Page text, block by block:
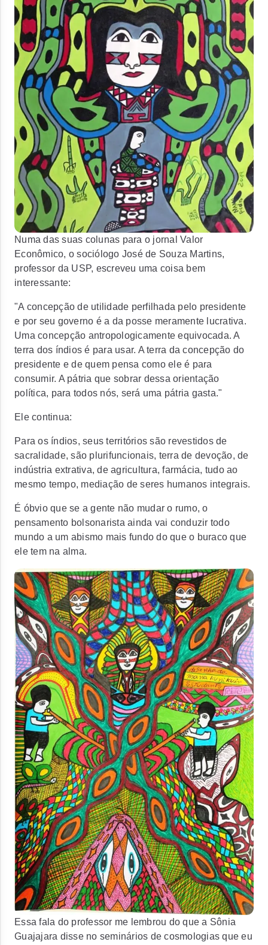
Numa das suas colunas para o jornal Valor
Econômico, o sociólogo José de Souza Martins,
professor da USP, escreveu uma coisa bem
interessante:
"A concepção de utilidade perfilhada pelo presidente
e por seu governo é a da posse meramente lucrativa.
Uma concepção antropologicamente equivocada. A
terra dos índios é para usar. A terra da concepção do
presidente e de quem pensa como ele é para
consumir. A pátria que sobrar dessa orientação
política, para todos nós, será uma pátria gasta."
Ele continua:
Para os índios, seus territórios são revestidos de
sacralidade, são plurifuncionais, terra de devoção, de
indústria extrativa, de agricultura, farmácia, tudo ao
mesmo tempo, mediação de seres humanos integrais.
É óbvio que se a gente não mudar o rumo, o
pensamento bolsonarista ainda vai conduzir todo
mundo a um abismo mais fundo do que o buraco que
ele tem na alma.
Essa fala do professor me lembrou do que a Sônia
Guajajara disse no seminários de cosmologias que eu